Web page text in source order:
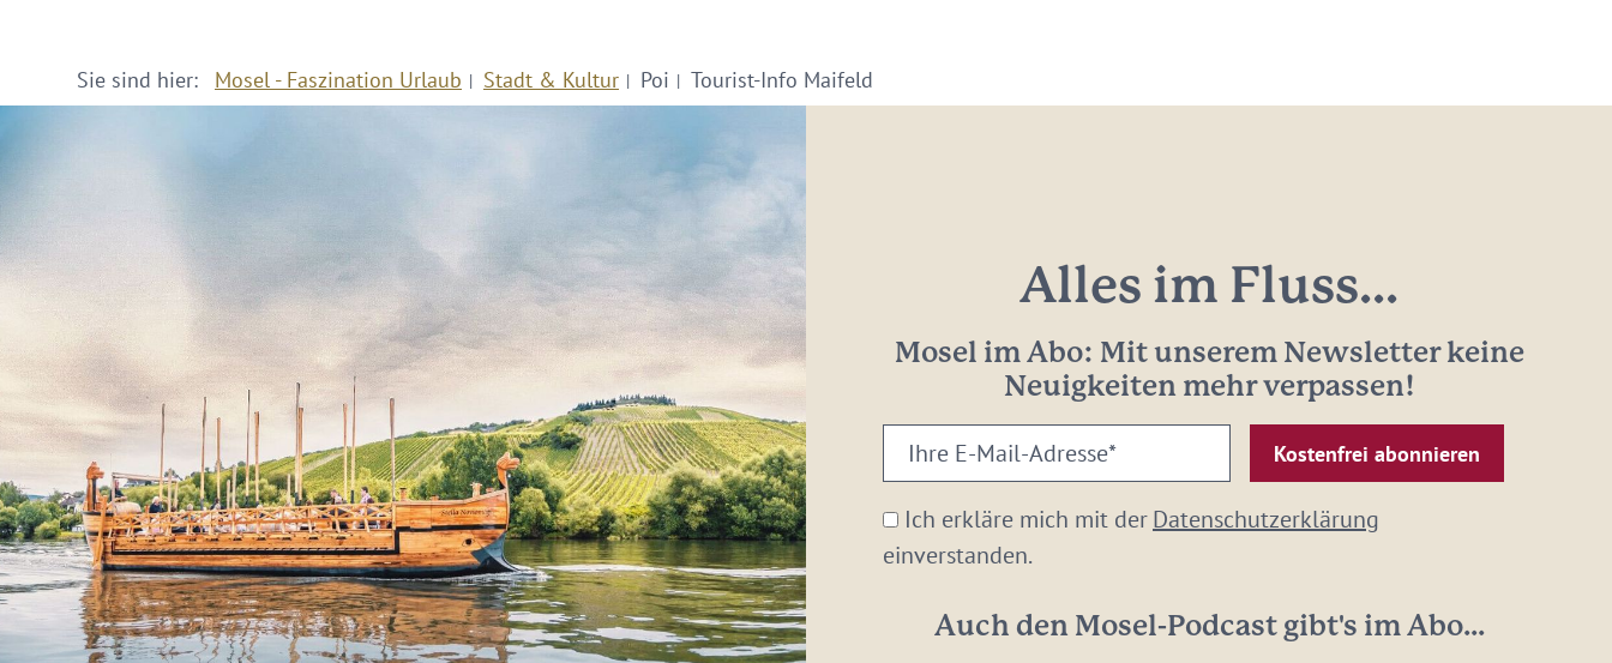
Sie sind hier: Mosel - Faszination Urlaub Stadt & Kultur Poi Tourist-Info Maifeld
Alles im Fluss...
Mosel im Abo: Mit unserem Newsletter keine
Neuigkeiten mehr verpassen!
Ihre
E-
Mail-
Adresse:
Ich erkläre mich mit derDatenschutzerklärung
einverstanden.
Auch den Mosel-Podcast gibt's im Abo...